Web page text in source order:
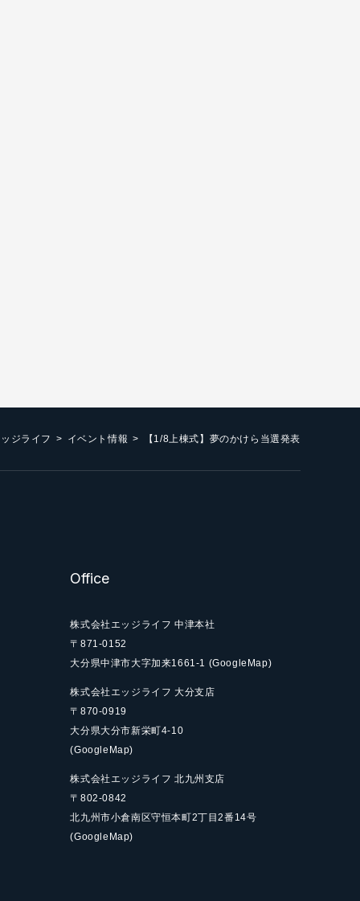
ジライフ イベント情報 【1/8上棟式】夢のかけら当選発表
Office
株式会社エッジライフ 中津本社
〒871-0152
大分県中津市大字加来1661-1 (GoogleMap)
株式会社エッジライフ 大分支店
〒870-0919
大分県大分市新栄町4-10
(GoogleMap)
株式会社エッジライフ 北九州支店
〒802-0842
北九州市小倉南区守恒本町2丁目2番14号
(GoogleMap)